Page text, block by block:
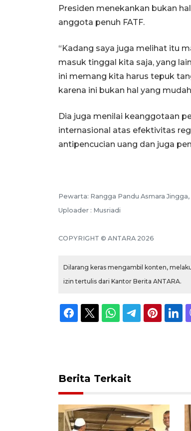
Presiden menekankan bukan
anggota penuh FATF.
“Kadang saya juga melihat itu
masuk tinggal kita saja, yang
ini memang kita harus tepuk
karena ini bukan hal yang
Dia juga menilai keanggotaan
internasional atas efektivitas
antipencucian uang dan juga
Pewarta: Rangga Pandu Asmara
Uploader : Musriadi
COPYRIGHT © ANTARA 2026
Dilarang keras mengambil konten,
izin tertulis dari Kantor Berita ANTARA.
Berita Terkait